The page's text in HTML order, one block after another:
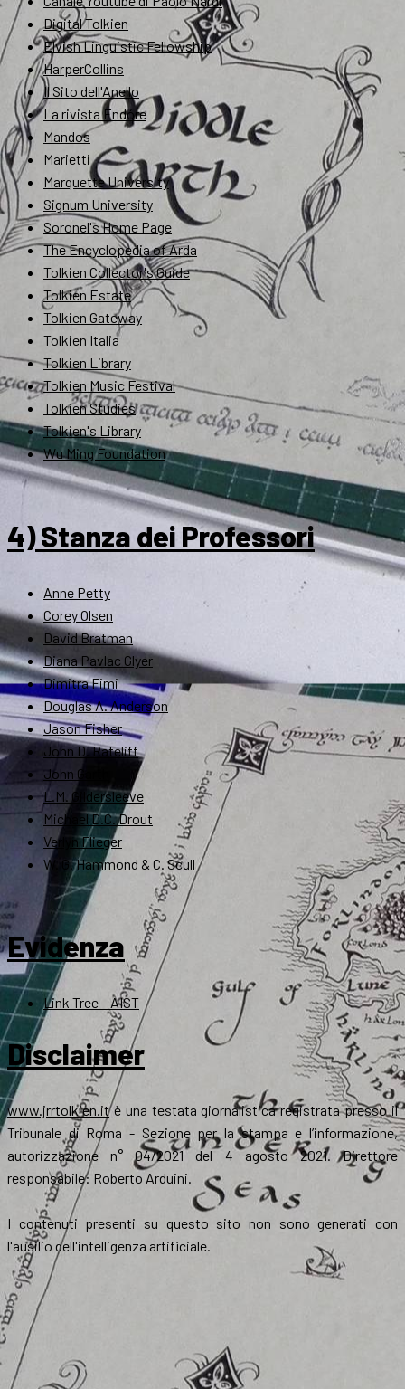
Digital Tolkien
Elvish Linguistic Fellowship
HarperCollins
Il Sito dell'Anello
La rivista Endóre
Mandos
Marietti
Marquette University
Signum University
Soronel's Home Page
The Encyclopedia of Arda
Tolkien Collector's Guide
Tolkien Estate
Tolkien Gateway
Tolkien Italia
Tolkien Library
Tolkien Music Festival
Tolkien Studies
Tolkien's Library
Wu Ming Foundation
4) Stanza dei Professori
Anne Petty
Corey Olsen
David Bratman
Diana Pavlac Glyer
Dimitra Fimi
Douglas A. Anderson
Jason Fisher
John D. Rateliff
John Garth
L.M. Gildersleeve
Michael D.C. Drout
Verlyn Flieger
W. G. Hammond & C. Scull
Evidenza
Link Tree – AIST
Disclaimer
www.jrrtolkien.itè una testata giornalistica registrata presso il
Tribunale di Roma - Sezione per la stampa e l’informazione,
autorizzazione n° 04/2021 del 4 agosto 2021. Direttore
responsabile: Roberto Arduini.
I contenuti presenti su questo sito non sono generati con
l'ausilio dell'intelligenza artificiale.